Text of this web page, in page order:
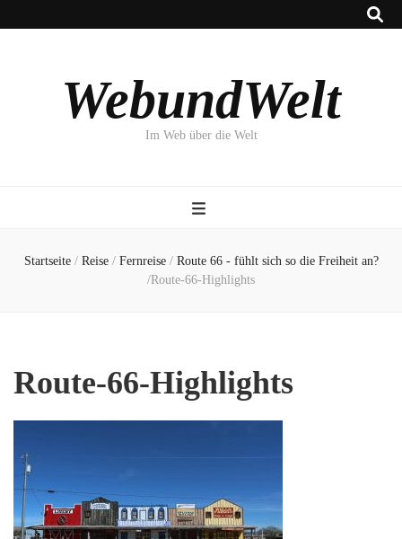
WebundWelt
Im Web über die Welt
Startseite / Reise / Fernreise / Route 66 - fühlt sich so die Freiheit an?
/Route-66-Highlights
Route-66-Highlights